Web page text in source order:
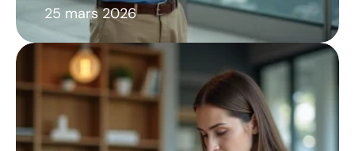
25 mars 2026